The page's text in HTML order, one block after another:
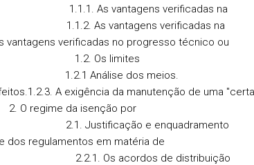
As vantagens verificadas na
As vantagens verificadas na
vantagens verificadas no progresso técnico ou
1.2. Os limites
1.2.1 Análise dos
A exigência da manutenção de uma
regime da isenção por
Justificação e enquadramento
dos regulamentos em matéria de
Os acordos de distribuição